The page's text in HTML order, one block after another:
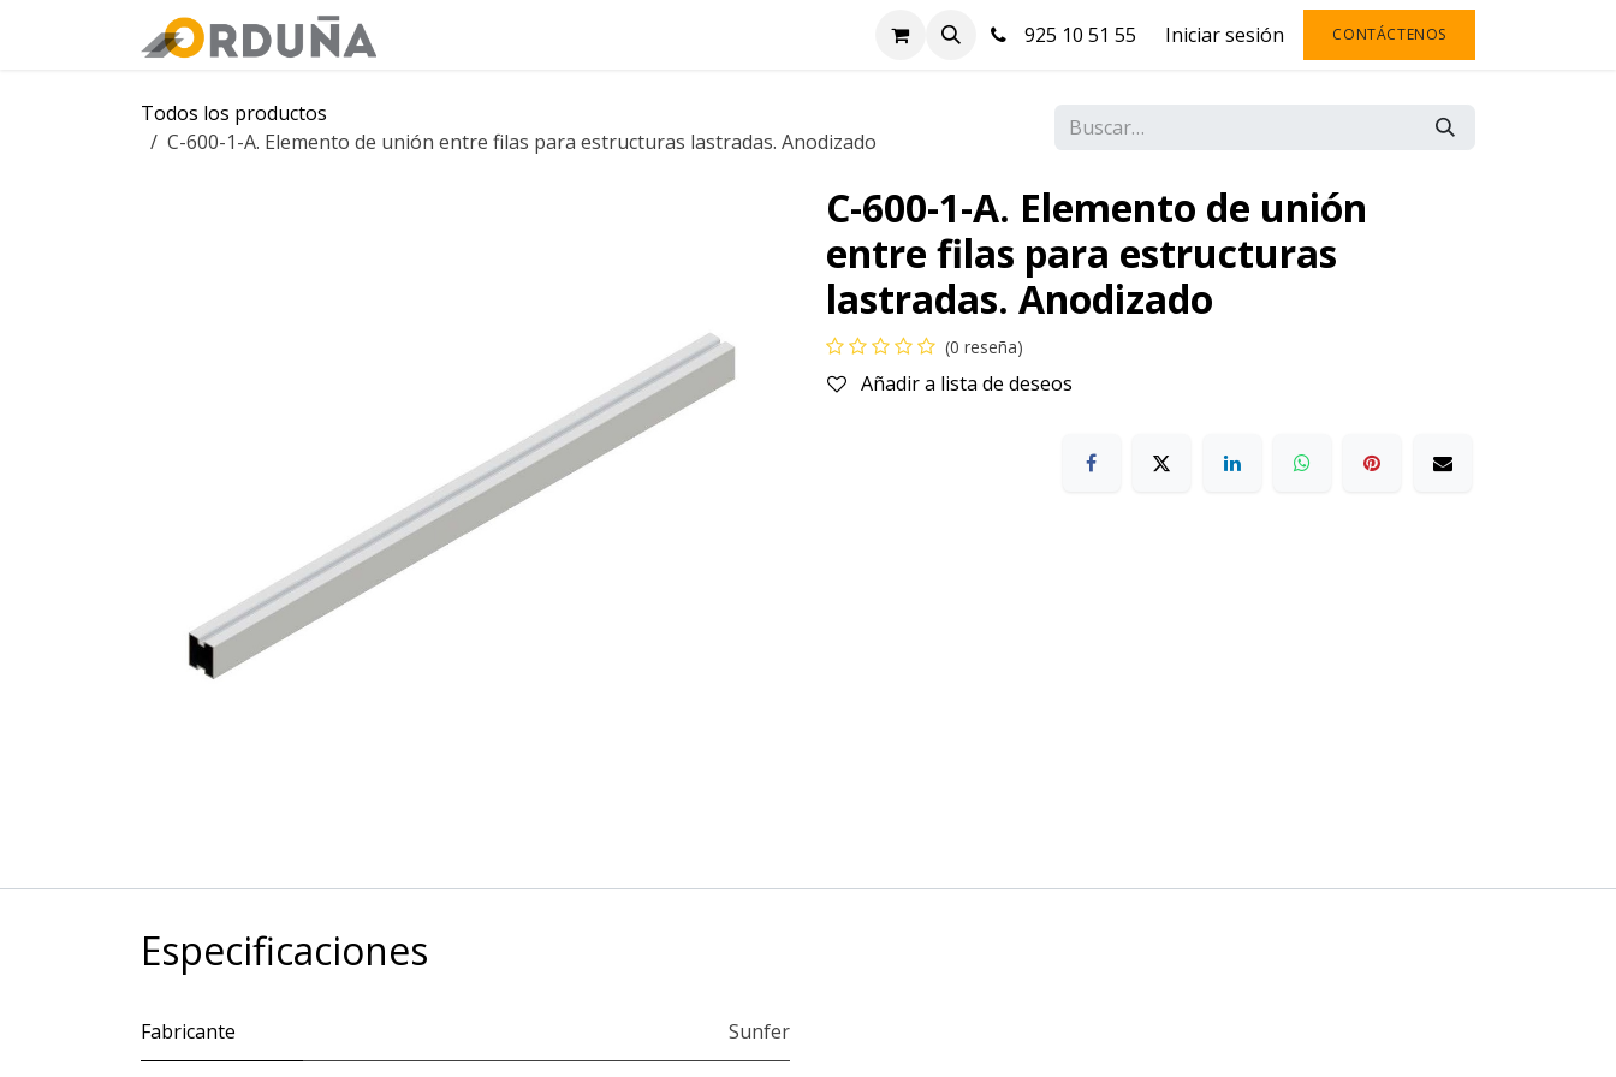
Blog Contacto925 10 51 55 Iniciar sesión CONTÁCTENOS
Todos los productos
C-600-1-A. Elemento de unión entre filas para estructuras lastradas. Anodizado
C-600-1-A. Elemento de unión
entre filas para estructuras
lastradas. Anodizado
(0 reseña)
Añadir a lista de deseos
Especificaciones
Fabricante Sunfer